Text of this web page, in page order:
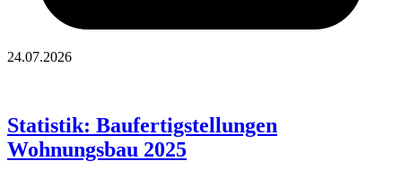
24.07.2026
Statistik: Baufertigstellungen
Wohnungsbau 2025